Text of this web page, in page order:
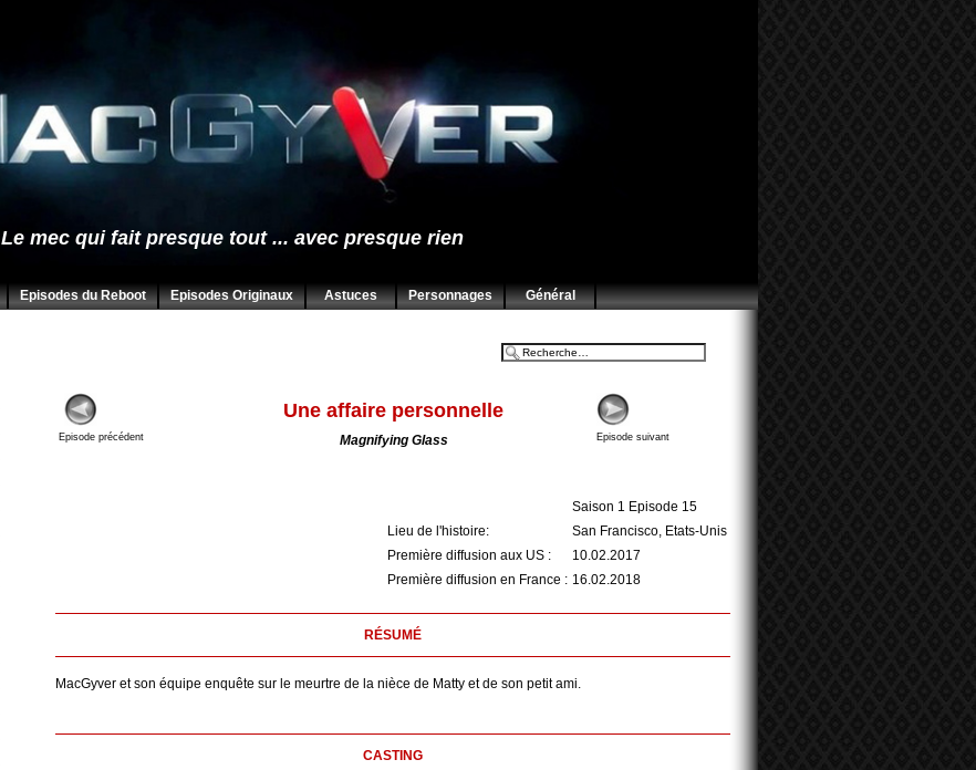
Le mec qui fait presque tout ... avec presque rien
Episodes du Reboot Episodes Originaux Astuces Personnages Général
Une affaire personnelle
Episode précédent Magnifying Glass Episode suivant
Saison 1 Episode 15
Lieu de l'histoire:
San Francisco, Etats-Unis
Première diffusion aux US :
10.02.2017
Première diffusion en France : 16.02.2018
RÉSUMÉ
MacGyver et son équipe enquête sur le meurtre de la nièce de Matty et de son petit ami.
CASTING